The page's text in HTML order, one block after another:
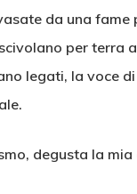
da una fame
per terra
legati, la voce
degusta la